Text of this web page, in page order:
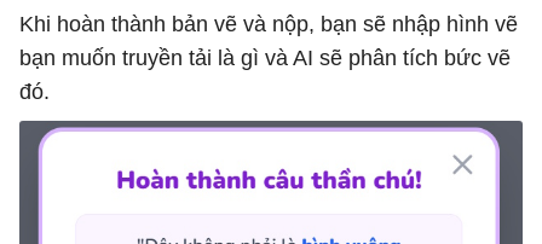
Khi hoàn thành bản vẽ và nộp, bạn sẽ nhập hình vẽ
bạn muốn truyền tải là gì và AI sẽ phân tích bức vẽ
đó.